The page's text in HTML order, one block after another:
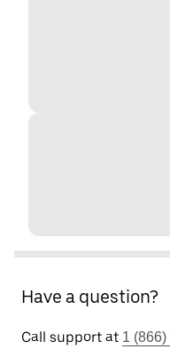
Have a question?
Call support at 1